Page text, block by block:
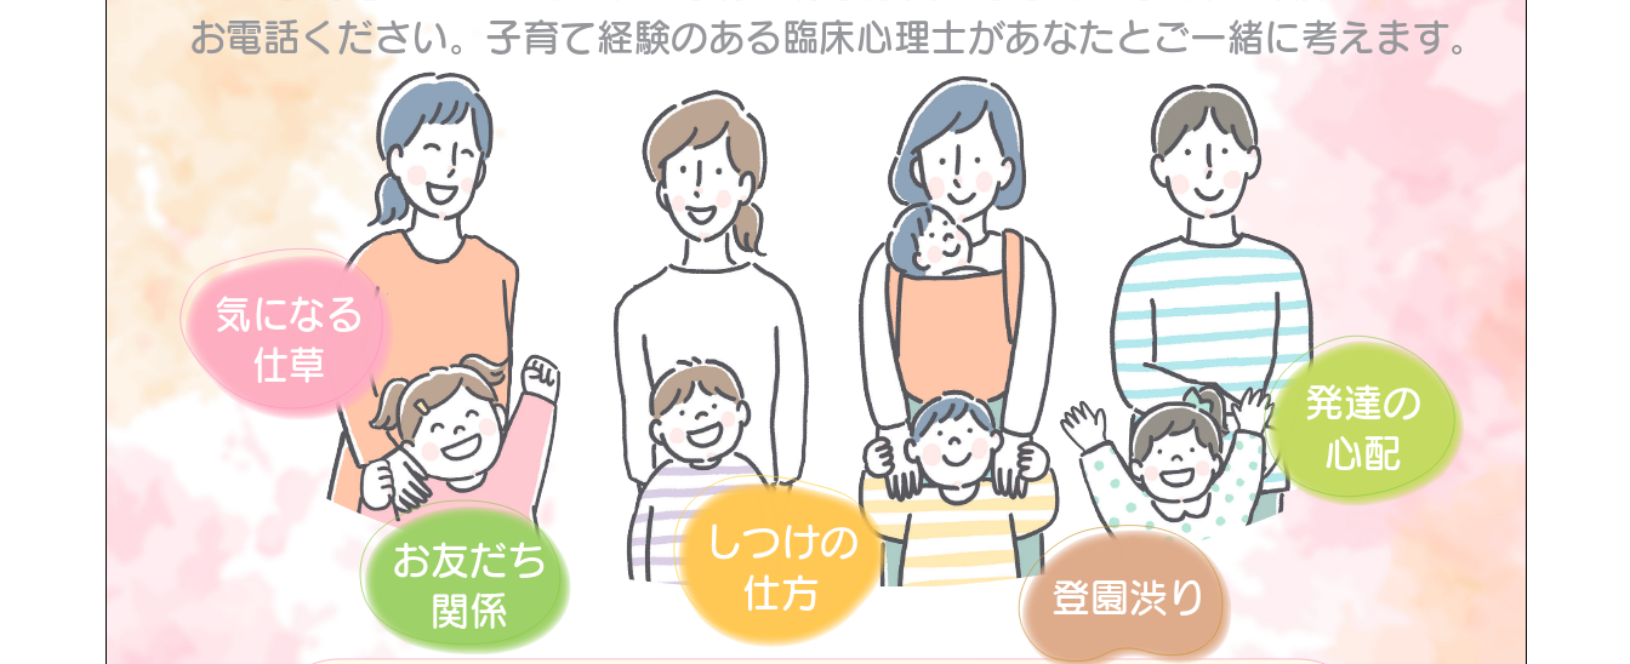
お電話ください。子育て経験のある臨床心理士があなたとご一緒に考えま
す。
お友だち
関係
しつけの
仕方
発達の
心配
登園渋り
気になる
仕草